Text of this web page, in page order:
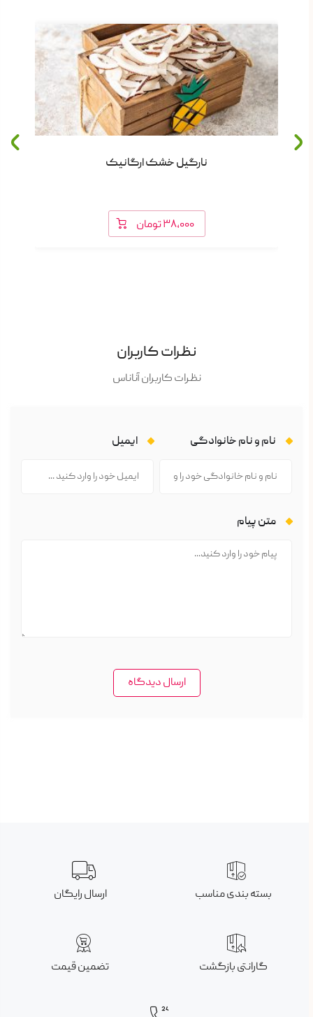
نارگیل خشک ارگانیک
۳۸,۰۰۰تومان
نظرات کاربران
نظرات کاربران آناناس
نام و نام خانوادگی ایمیل
متن پیام
ارسال دیدگاه
بسته بندی مناسب ارسال رایگان
گارانتی بازگشت تضمین قیمت